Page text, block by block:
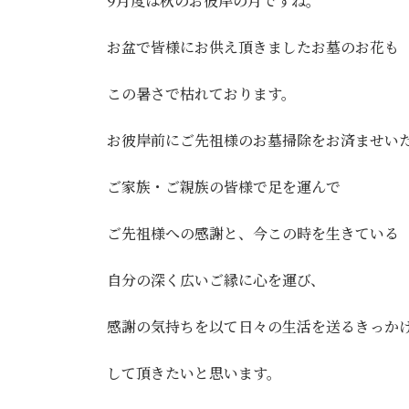
お盆で皆様にお供え頂きましたお墓のお花も
この暑さで枯れております。
お彼岸前にご先祖様のお墓掃除をお済ませいた
ご家族・ご親族の皆様で足を運んで
ご先祖様への感謝と、今この時を生きている
自分の深く広いご縁に心を運び、
感謝の気持ちを以て日々の生活を送るきっか
して頂きたいと思います。